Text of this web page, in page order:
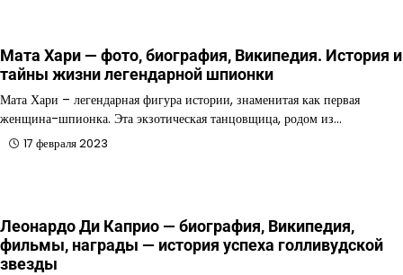
Мата Хари — фото, биография, Википедия. История и
тайны жизни легендарной шпионки
Мата Хари – легендарная фигура истории, знаменитая как первая
женщина-шпионка. Эта экзотическая танцовщица, родом из…
17 февраля 2023
Леонардо Ди Каприо — биография, Википедия,
фильмы, награды — история успеха голливудской
звезды